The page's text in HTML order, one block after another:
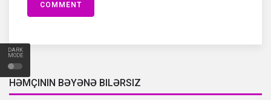
DARK
MODE
COMMENT
HƏMÇININ BƏYƏNƏ BILƏRSIZ